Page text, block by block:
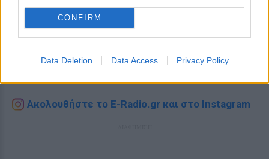
CONFIRM
Data Deletion Data Access Privacy Policy
Ακολουθήστε το E-Radio.gr στο
και μάθετε πρώτοιτα πιο hot νέα.
Για ακόμη περισσότερανέα, μπείτε στηνροή
Ακολουθήστε το E-Radio.gr και στο Instagram